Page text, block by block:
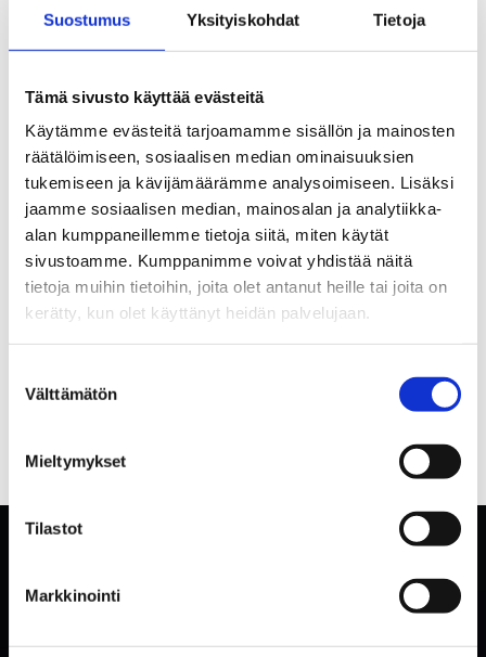
Suostumus Yksityiskohdat Tietoja
Tämä sivusto käyttää evästeitä
Käytämme evästeitä tarjoamamme sisällön ja mainosten
räätälöimiseen, sosiaalisen median ominaisuuksien
tukemiseen ja kävijämäärämme analysoimiseen. Lisäksi
jaamme sosiaalisen median, mainosalan ja analytiikka-
alan kumppaneillemme tietoja siitä, miten käytät
sivustoamme. Kumppanimme voivat yhdistää näitä
tietoja muihin tietoihin, joita olet antanut heille tai joita on
kerätty, kun olet käyttänyt heidän palvelujaan.
valinta
Välttämätön
Mieltymykset
Tilastot
Markkinointi